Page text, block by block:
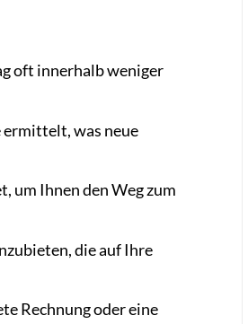
oft innerhalb weniger
was neue
um Ihnen den Weg zum
die auf Ihre
Rechnung oder eine